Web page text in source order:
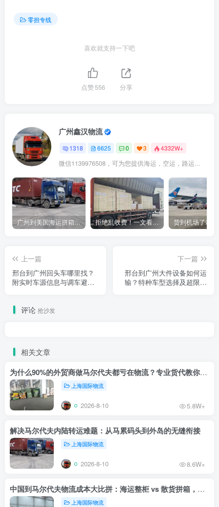
零担专线
喜欢就支持一下吧
点赞556 分享
广州鑫汉物流
1318 6625 0 3 4332W+
微信1139976508，可为您提供海运，空运，路运，铁路运输
广州到美国海运拼箱多少钱？2024年最新运费构成+隐藏费用避坑指南 拒绝乱收费！一文看懂中国货代计费套路，教你避开所有隐形坑
上一篇
邢台到广州回头车哪里找？
附实时车源信息与调车避坑
下一篇
邢台到广州大件设备如何运
输？特种车型选择及超限证
评论 抢沙发
相关文章
为什么90%的外贸商做马尔代夫都亏在物流？专业货代教你止损
上海国际物流
2026-8-10 5.8W+
解决马尔代夫内陆转运难题：从马累码头到外岛的无缝衔接
上海国际物流
2026-8-10 8.6W+
中国到马尔代夫物流成本大比拼：海运整柜 vs 散货拼箱，哪个更划算？
上海国际物流